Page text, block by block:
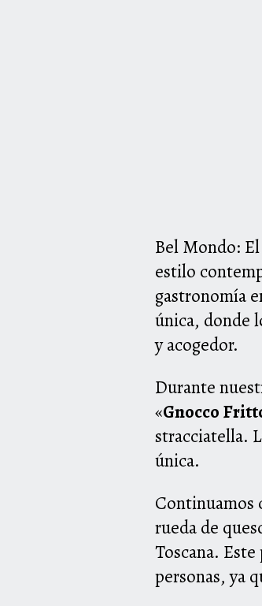
Bel Mondo:
estilo
gastronomía
única, donde
y acogedor.
Durante
«Gnocco
stracciatella.
única.
Continuamos
rueda de
Toscana.
personas, ya